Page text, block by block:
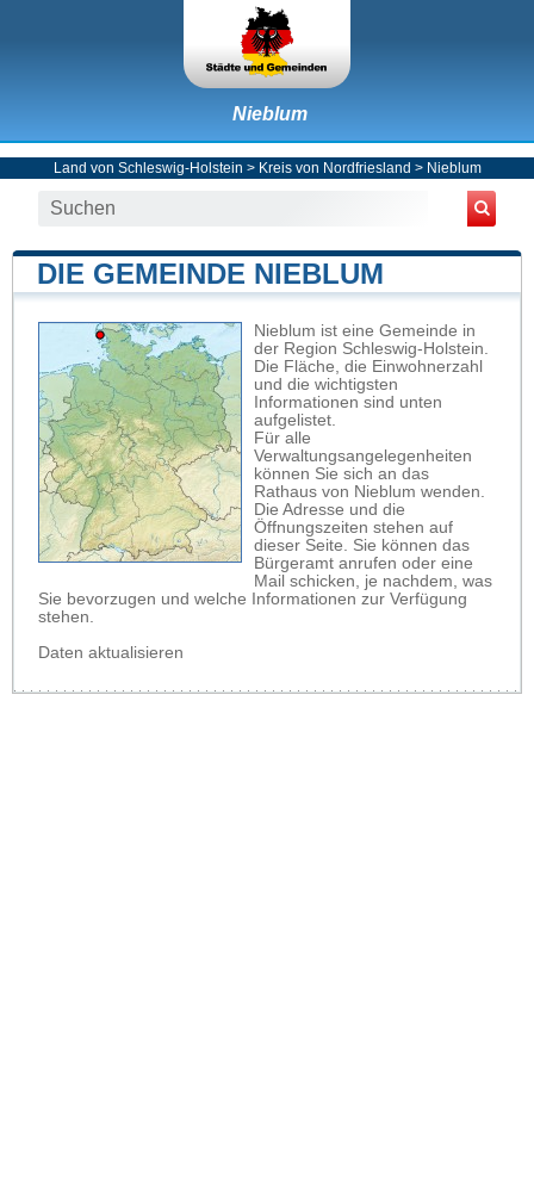
Nieblum
Land von Schleswig-Holstein > Kreis von Nordfriesland > Nieblum
DIE GEMEINDE NIEBLUM
Nieblum ist eine Gemeinde in
der Region Schleswig-Holstein.
Die Fläche, die Einwohnerzahl
und die wichtigsten
Informationen sind unten
aufgelistet.
Für alle
Verwaltungsangelegenheiten
können Sie sich an das
Rathaus von Nieblum wenden.
Die Adresse und die
Öffnungszeiten stehen auf
dieser Seite. Sie können das
Bürgeramt anrufen oder eine
Mail schicken, je nachdem, was
Sie bevorzugen und welche Informationen zur Verfügung
stehen.
Daten aktualisieren